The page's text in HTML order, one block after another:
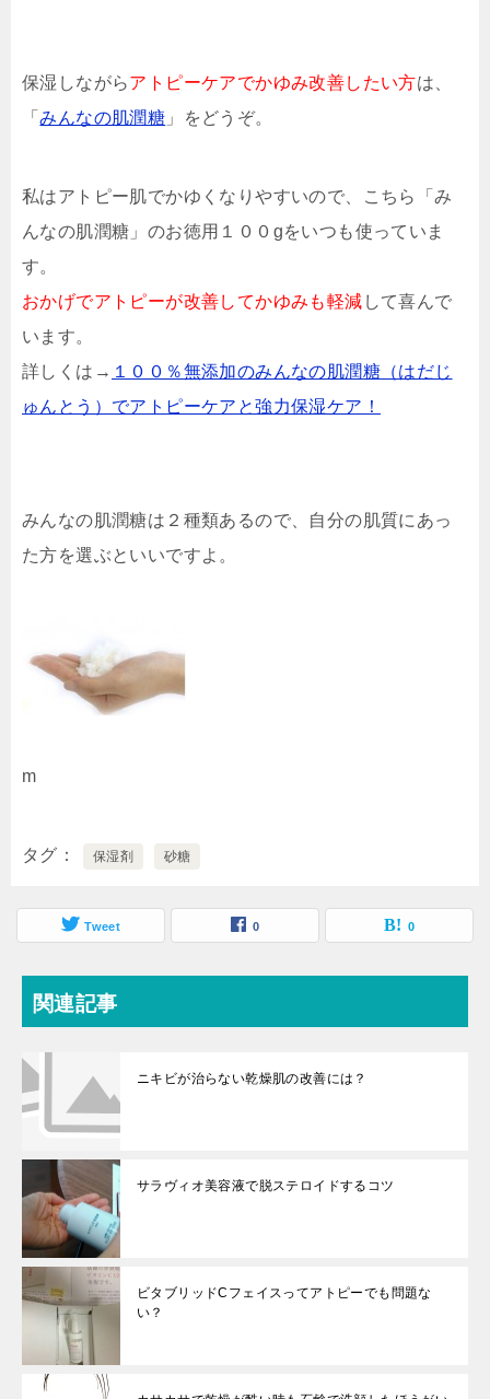
保湿しながらアトピーケアでかゆみ改善したい方は、
「みんなの肌潤糖 」をどうぞ。
私はアトピー肌でかゆくなりやすいので、こちら「み
んなの肌潤糖」のお徳用１００gをいつも使っていま
す。
おかげでアトピーが改善してかゆみも軽減 して喜んで
います。
詳しくは→ １００％無添加のみんなの肌潤糖（はだじ
ゅんとう）でアトピーケアと強力保湿ケア！
みんなの肌潤糖は２種類あるので、自分の肌質にあっ
た方を選ぶといいですよ。
m
タグ 保湿剤 砂糖
Tweet 0 0
関連記事
ニキビが治らない乾燥肌の改善には？
サラヴィオ美容液で脱ステロイドするコツ
ビタブリッドCフェイスってアトピーでも問題な
い？